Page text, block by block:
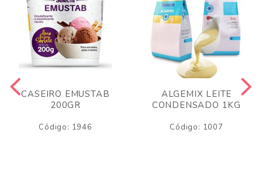
CASEIRO EMUSTAB
200GR
Código: 1946
ALGEMIX LEITE
CONDENSADO 1KG
Código: 1007